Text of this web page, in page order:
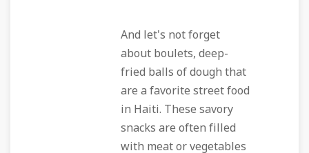
And let's not forget
about boulets, deep-
fried balls of dough that
are a favorite street food
in Haiti. These savory
snacks are often filled
with meat or vegetables